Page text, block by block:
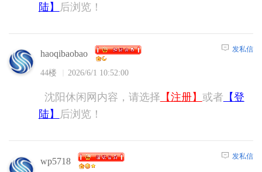
陆】
后浏览！
haoqibaobao
44楼 2026/6/1 10:52:00
发私信
沈阳休闲网内容，请选择 【注册】 或者 【登
陆】
后浏览！
wp5718 发私信